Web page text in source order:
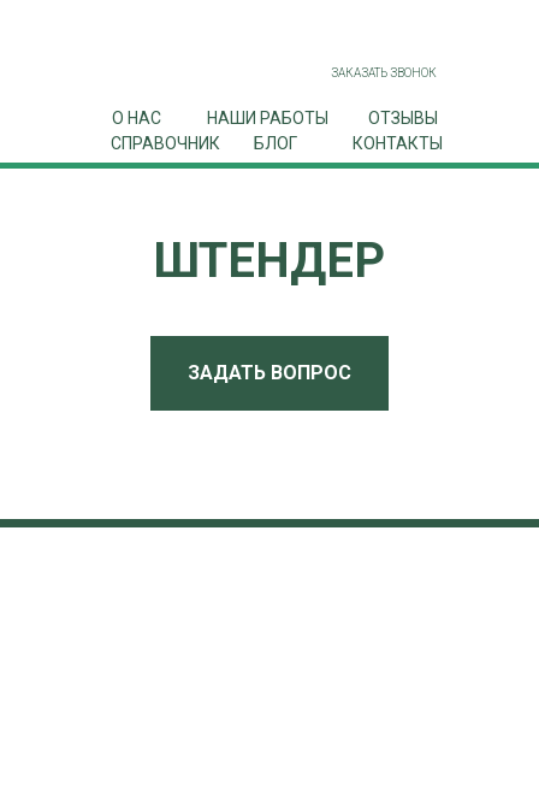
О НАС НАШИ РАБОТЫ
ОТЗЫВЫ
СПРАВОЧНИК
БЛОГ КОНТАКТЫ
ЗАКАЗАТЬ ЗВОНОК
ШТЕНДЕР
ЗАДАТЬ ВОПРОС